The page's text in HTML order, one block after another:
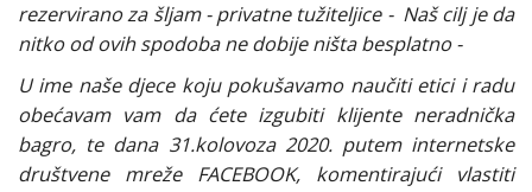
rezervirano za šljam - privatne tužiteljice - Naš cilj je da
nitko od ovih spodoba ne dobije ništa besplatno -
U ime naše djece koju pokušavamo naučiti etici i radu
obećavam vam da ćete izgubiti klijente neradnička
bagro, te dana 31.kolovoza 2020. putem internetske
društvene mreže FACEBOOK, komentirajući vlastiti